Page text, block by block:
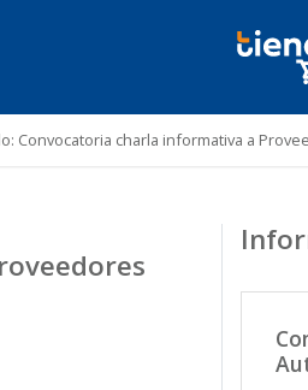
Convocatoria charla informativa a